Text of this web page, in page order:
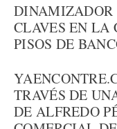
DINAMIZADOR
CLAVES EN LA
PISOS DE
TRAVÉS DE
DE ALFREDO